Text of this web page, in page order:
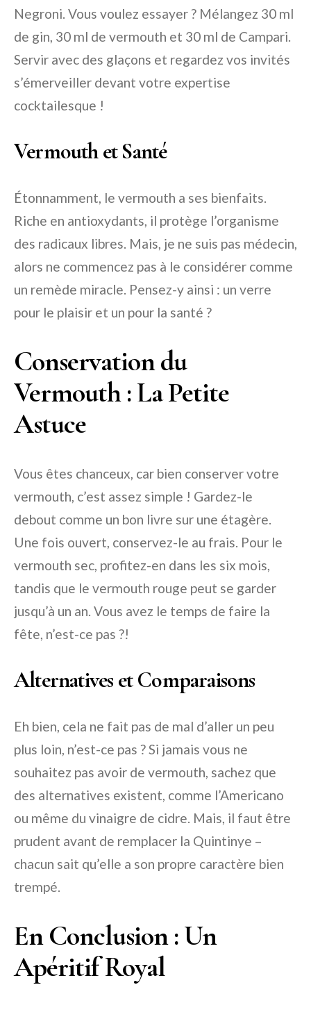
Negroni. Vous voulez essayer ? Mélangez 30 ml
de gin, 30 ml de vermouth et 30 ml de Campari.
Servir avec des glaçons et regardez vos invités
s’émerveiller devant votre expertise
cocktailesque !
Vermouth et Santé
Étonnamment, le vermouth a ses bienfaits.
Riche en antioxydants, il protège l’organisme
des radicaux libres. Mais, je ne suis pas médecin,
alors ne commencez pas à le considérer comme
un remède miracle. Pensez-y ainsi : un verre
pour le plaisir et un pour la santé ?
Conservation du
Vermouth : La Petite
Astuce
Vous êtes chanceux, car bien conserver votre
vermouth, c’est assez simple ! Gardez-le
debout comme un bon livre sur une étagère.
Une fois ouvert, conservez-le au frais. Pour le
vermouth sec, profitez-en dans les six mois,
tandis que le vermouth rouge peut se garder
jusqu’à un an. Vous avez le temps de faire la
fête, n’est-ce pas ?!
Alternatives et Comparaisons
Eh bien, cela ne fait pas de mal d’aller un peu
plus loin, n’est-ce pas ? Si jamais vous ne
souhaitez pas avoir de vermouth, sachez que
des alternatives existent, comme l’Americano
ou même du vinaigre de cidre. Mais, il faut être
prudent avant de remplacer la Quintinye –
chacun sait qu’elle a son propre caractère bien
trempé.
En Conclusion : Un
Apéritif Royal